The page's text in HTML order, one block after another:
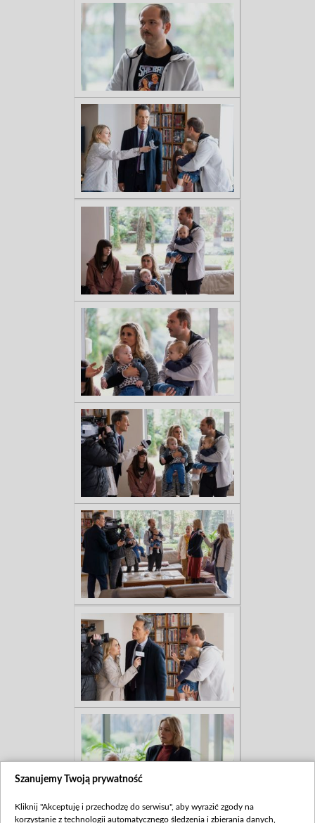
Szanujemy Twoją prywatność
Kliknij "Akceptuję i przechodzę do serwisu", aby wyrazić zgody na
korzystanie z technologii automatycznego śledzenia i zbierania danych,